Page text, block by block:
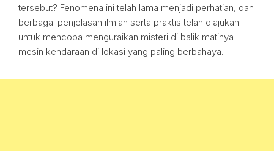
tersebut? Fenomena ini telah lama menjadi perhatian, dan
berbagai penjelasan ilmiah serta praktis telah diajukan
untuk mencoba menguraikan misteri di balik matinya
mesin kendaraan di lokasi yang paling berbahaya.